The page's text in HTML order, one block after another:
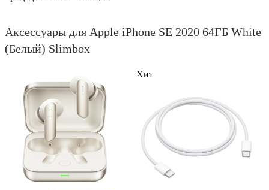
Аксессуары для Apple iPhone SE 2020 64ГБ White
(Белый) Slimbox
Хит